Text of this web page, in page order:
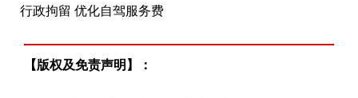
行政拘留 优化自驾服务费
【版权及免责声明】：